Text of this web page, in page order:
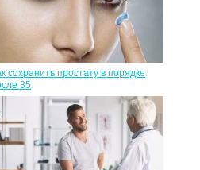
сохранить простату в порядке
35